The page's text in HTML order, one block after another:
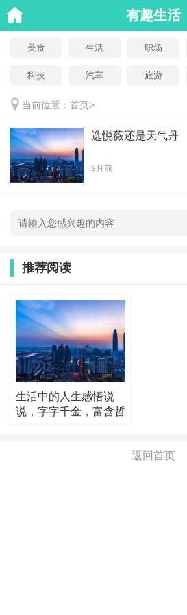
有趣生活
美食 生活 职场
科技 汽车 旅游
当前位置： 首页>
选悦薇还是天气丹
9月前
推荐阅读
生活中的人生感悟说
说，字字千金，富含哲
返回首页